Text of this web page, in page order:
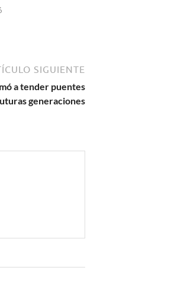
SIGUIENTE
a tender puentes
generaciones